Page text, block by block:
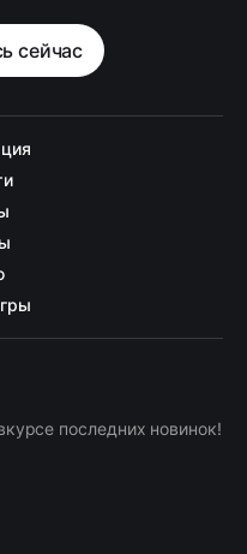
сейчас
последних новинок!